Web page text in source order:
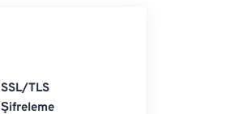
SSL/TLS
Şifreleme